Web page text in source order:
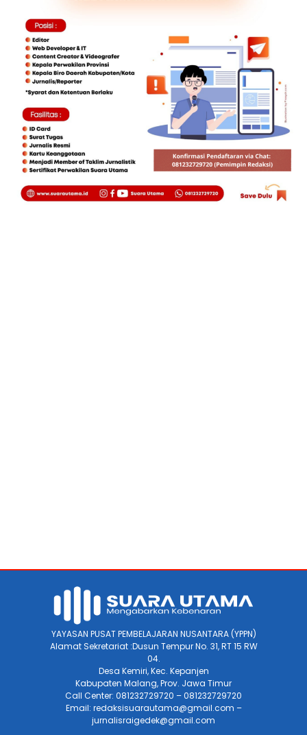
YAYASAN PUSAT PEMBELAJARAN NUSANTARA (YPPN)
Alamat Sekretariat :Dusun Tempur No. 31, RT 15 RW
04.
Desa Kemiri, Kec. Kepanjen
Kabupaten Malang, Prov. Jawa Timur
Call Center: 081232729720 – 081232729720
Email: redaksisuarautama@gmail.com –
jurnalisraigedek@gmail.com